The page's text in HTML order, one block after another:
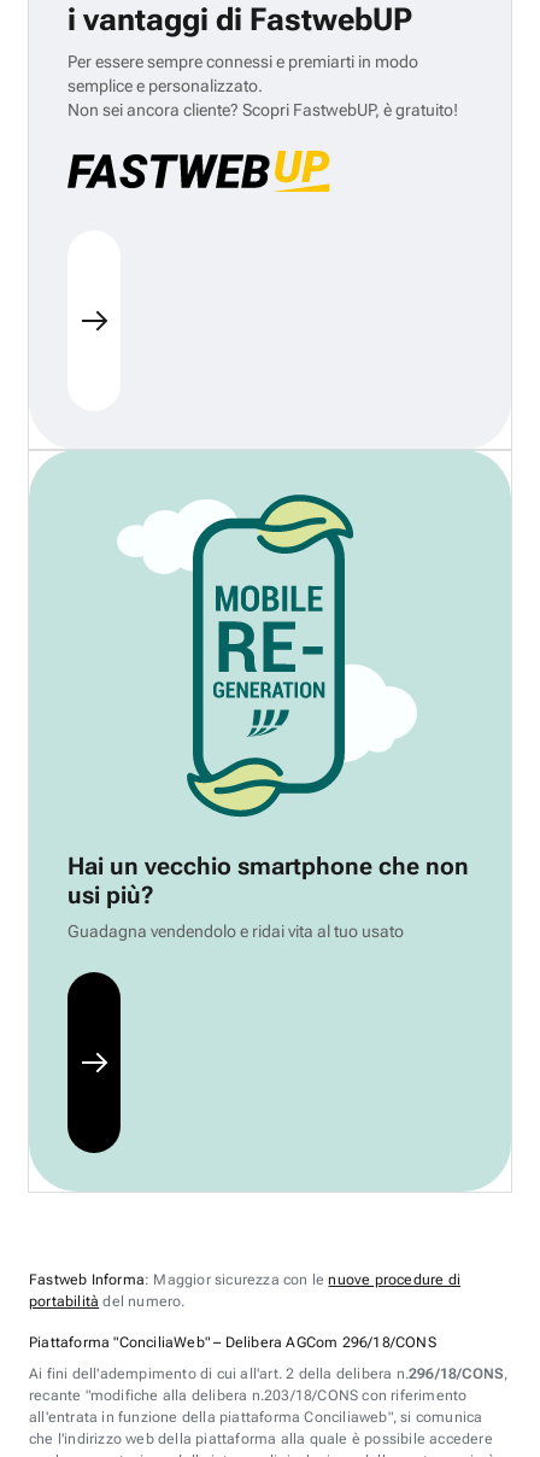
i vantaggi di FastwebUP
Per essere sempre connessi e premiarti in modo
semplice e personalizzato.
Non sei ancora cliente? Scopri FastwebUP, è gratuito!
Hai un vecchio smartphone che non
usi più?
Guadagna vendendolo e ridai vita al tuo usato
Fastweb Informa: Maggior sicurezza con lenuove procedure di
portabilità del numero.
Piattaforma "ConciliaWeb" – Delibera AGCom 296/18/CONS
Ai fini dell'adempimento di cui all'art. 2 della delibera n.296/18/CONS,
recante "modifiche alla delibera n.203/18/CONS con riferimento
all'entrata in funzione della piattaforma Conciliaweb", si comunica
che l'indirizzo web della piattaforma alla quale è possibile accedere